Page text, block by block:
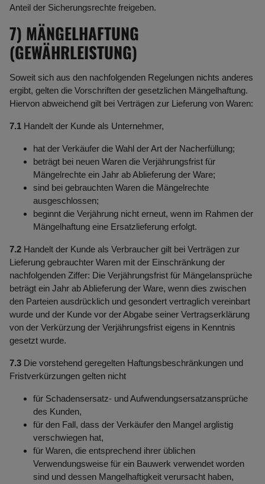
Anteil der Sicherungsrechte freigeben.
7) MÄNGELHAFTUNG
(GEWÄHRLEISTUNG)
Soweit sich aus den nachfolgenden Regelungen nichts anderes
ergibt, gelten die Vorschriften der gesetzlichen Mängelhaftung.
Hiervon abweichend gilt bei Verträgen zur Lieferung von Waren:
7.1 Handelt der Kunde als Unternehmer,
hat der Verkäufer die Wahl der Art der Nacherfüllung;
beträgt bei neuen Waren die Verjährungsfrist für
Mängelrechte ein Jahr ab Ablieferung der Ware;
sind bei gebrauchten Waren die Mängelrechte
ausgeschlossen;
beginnt die Verjährung nicht erneut, wenn im Rahmen der
Mängelhaftung eine Ersatzlieferung erfolgt.
7.2 Handelt der Kunde als Verbraucher gilt bei Verträgen zur
Lieferung gebrauchter Waren mit der Einschränkung der
nachfolgenden Ziffer: Die Verjährungsfrist für Mängelansprüche
beträgt ein Jahr ab Ablieferung der Ware, wenn dies zwischen
den Parteien ausdrücklich und gesondert vertraglich vereinbart
wurde und der Kunde vor der Abgabe seiner Vertragserklärung
von der Verkürzung der Verjährungsfrist eigens in Kenntnis
gesetzt wurde.
7.3 Die vorstehend geregelten Haftungsbeschränkungen und
Fristverkürzungen gelten nicht
für Schadensersatz- und Aufwendungsersatzansprüche
des Kunden,
für den Fall, dass der Verkäufer den Mangel arglistig
verschwiegen hat,
für Waren, die entsprechend ihrer üblichen
Verwendungsweise für ein Bauwerk verwendet worden
sind und dessen Mangelhaftigkeit verursacht haben,